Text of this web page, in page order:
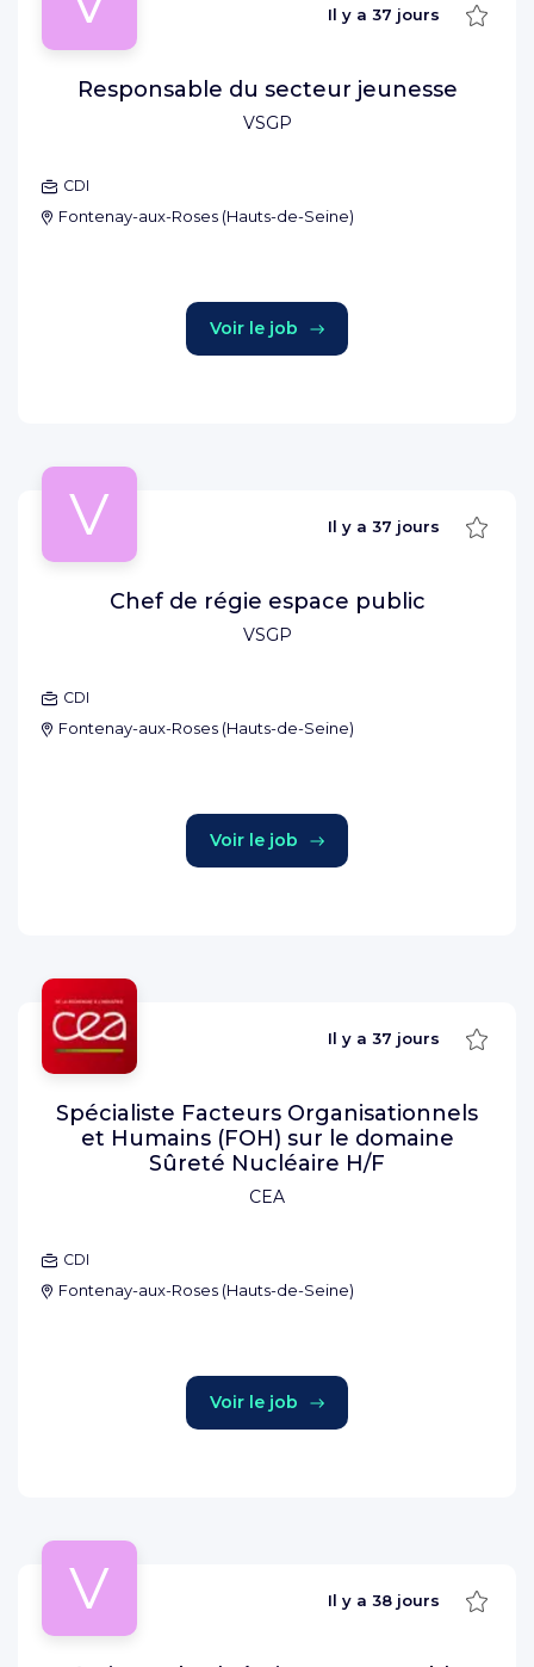
VSGP
Il y a 37 jours
Responsable du secteur jeunesse
CDI
Fontenay-aux-Roses (Hauts-de-Seine)
Voir le job
V
VSGP
Il y a 37 jours
Chef de régie espace public
CDI
Fontenay-aux-Roses (Hauts-de-Seine)
Voir le job
CEA
Il y a 37 jours
Spécialiste Facteurs Organisationnels
et Humains (FOH) sur le domaine
Sûreté Nucléaire H/F
CDI
Fontenay-aux-Roses (Hauts-de-Seine)
Voir le job
V Il y a 38 jours